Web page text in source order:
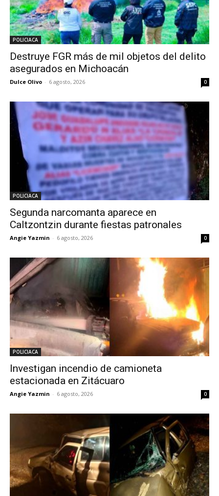
POLICIACA
Destruye FGR más de mil objetos del delito
asegurados en Michoacán
Dulce Olivo - 6 agosto, 2026 0
POLICIACA
Segunda narcomanta aparece en
Caltzontzin durante fiestas patronales
Angie Yazmin - 6 agosto, 2026 0
POLICIACA
Investigan incendio de camioneta
estacionada en Zitácuaro
Angie Yazmin - 6 agosto, 2026 0